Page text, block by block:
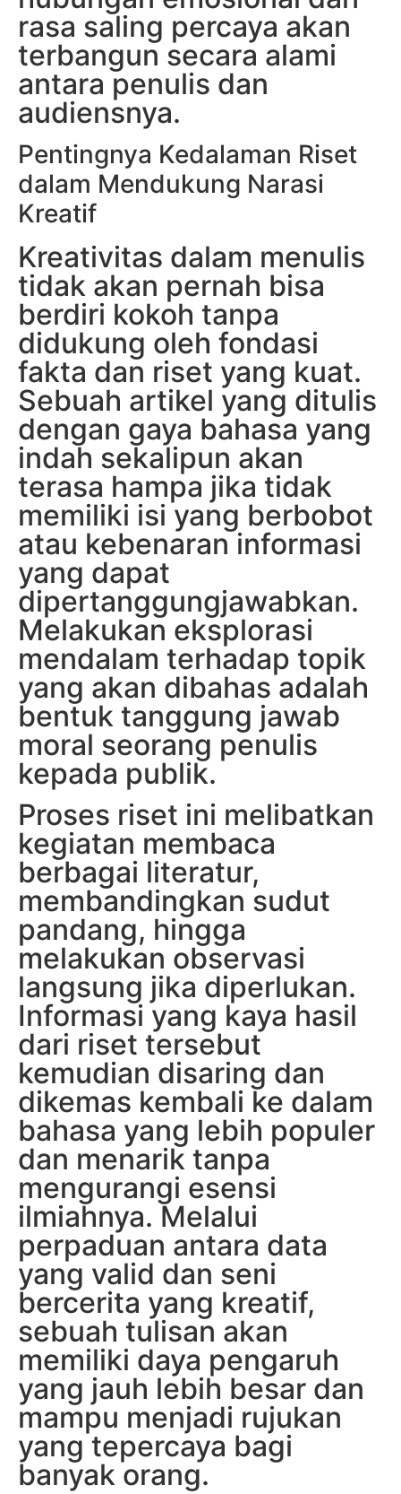
rasa saling percaya akan
terbangun secara alami
antara penulis dan
audiensnya.
Pentingnya Kedalaman Riset
dalam Mendukung Narasi
Kreatif
Kreativitas dalam menulis
tidak akan pernah bisa
berdiri kokoh tanpa
didukung oleh fondasi
fakta dan riset yang kuat.
Sebuah artikel yang ditulis
dengan gaya bahasa yang
indah sekalipun akan
terasa hampa jika tidak
memiliki isi yang berbobot
atau kebenaran informasi
yang dapat
dipertanggungjawabkan.
Melakukan eksplorasi
mendalam terhadap topik
yang akan dibahas adalah
bentuk tanggung jawab
moral seorang penulis
kepada publik.
Proses riset ini melibatkan
kegiatan membaca
berbagai literatur,
membandingkan sudut
pandang, hingga
melakukan observasi
langsung jika diperlukan.
Informasi yang kaya hasil
dari riset tersebut
kemudian disaring dan
dikemas kembali ke dalam
bahasa yang lebih populer
dan menarik tanpa
mengurangi esensi
ilmiahnya. Melalui
perpaduan antara data
yang valid dan seni
bercerita yang kreatif,
sebuah tulisan akan
memiliki daya pengaruh
yang jauh lebih besar dan
mampu menjadi rujukan
yang tepercaya bagi
banyak orang.